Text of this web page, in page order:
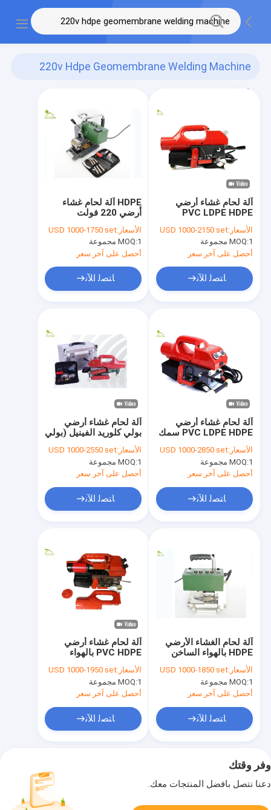
220v Hdpe Geomembrane Welding Machine
(38)
HDPE آلة لحام غشاء
أرضي 220 فولت
الأسعار:USD 1000-1750 set
MOQ:1 مجموعة
أحصل على آخر سعر
ﺎﺘﺼﻟ ﺍﻶﻧ
آلة لحام غشاء أرضي
PVC LDPE HDPE
بالهواء الساخن سمك
0.75 مم
الأسعار:USD 1000-2150 set
MOQ:1 مجموعة
أحصل على آخر سعر
ﺎﺘﺼﻟ ﺍﻶﻧ
آلة لحام غشاء أرضي
بولي كلوريد الفينيل (بولي
كلوريد الفينيل) الساخن
بسمك 0.55 مم
الأسعار:USD 1000-2550 set
MOQ:1 مجموعة
أحصل على آخر سعر
ﺎﺘﺼﻟ ﺍﻶﻧ
آلة لحام غشاء أرضي
PVC LDPE HDPE سمك
0.25 مم
الأسعار:USD 1000-2850 set
MOQ:1 مجموعة
أحصل على آخر سعر
ﺎﺘﺼﻟ ﺍﻶﻧ
آلة لحام غشاء أرضي
PVC HDPE بالهواء
الساخن سمك 1.0 مم
الأسعار:USD 1000-1950 set
MOQ:1 مجموعة
أحصل على آخر سعر
ﺎﺘﺼﻟ ﺍﻶﻧ
آلة لحام الغشاء الأرضي
HDPE بالهواء الساخن
الخزانات
الأسعار:USD 1000-1850 set
MOQ:1 مجموعة
أحصل على آخر سعر
ﺎﺘﺼﻟ ﺍﻶﻧ
وفر وقتك
دعنا نتصل بأفضل المنتجات معك.